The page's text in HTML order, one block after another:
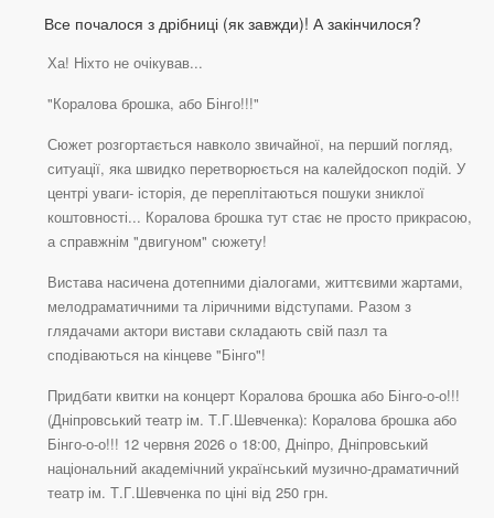
Все почалося з дрібниці (як завжди)! А закінчилося?
Ха! Ніхто не очікував...
"Коралова брошка, або Бінго!!!"
Сюжет розгортається навколо звичайної, на перший погляд,
ситуації, яка швидко перетворюється на калейдоскоп подій. У
центрі уваги- історія, де переплітаються пошуки зниклої
коштовності... Коралова брошка тут стає не просто прикрасою,
а справжнім "двигуном" сюжету!
Вистава насичена дотепними діалогами, життєвими жартами,
мелодраматичними та ліричними відступами. Разом з
глядачами актори вистави складають свій пазл та
сподіваються на кінцеве "Бінго"!
Придбати квитки на концерт Коралова брошка або Бінго-о-о!!!
(Дніпровський театр ім. Т.Г.Шевченка): Коралова брошка або
Бінго-о-о!!! 12 червня 2026 о 18:00, Дніпро, Дніпровський
національний академічний український музично-драматичний
театр ім. Т.Г.Шевченка по ціні від 250 грн.